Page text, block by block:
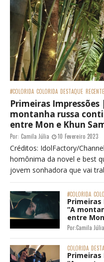
#COLORIDA COLORIDA DESTAQUE
Primeiras Impressões
montanha russa
entre Mon e Khun
Por: Camila Júlia 10 Fevereiro 2023
Créditos: IdolFactory/
homônima da novel e best
jovem sonhadora que vai
#COLORIDA
Primeiras
“A
entre
Por:Camila Júlia
COLORIDA
Primeiras